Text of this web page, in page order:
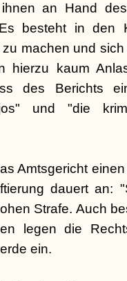
an Hand des
besteht in den
machen und
hierzu kaum
des Berichts
und "die
Amtsgericht
dauert an:
Strafe. Auch
legen die
ein.